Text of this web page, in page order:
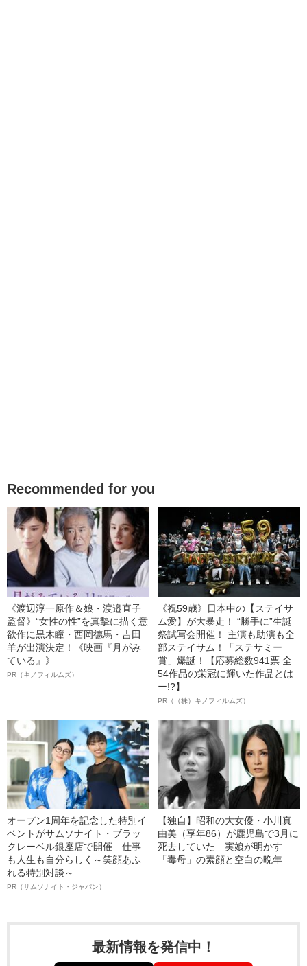
Recommended for you
《渡辺淳一原作＆娘・渡邉直子
監督》“女性の性”を真摯に描く意
欲作に黒木瞳・西岡德馬・吉田
羊が出演決定！《映画『月がみ
ている』》
PR（キノフィルムズ）
《祝59歳》日本中の【ステイサ
ム愛】が大暴走！ “勝手に”生誕
祭試写会開催！ 主演も助演も全
部ステイサム！「ステサミー
賞」爆誕！【応募総数941票 全
54作品の栄冠に輝いた作品とは
ー!?】
PR（（株）キノフィルムズ）
オープン1周年を記念した特別イ
ベントがサムソナイト・ブラッ
クレーベル銀座店で開催 仕事
も人生も自分らしく～笑顔あふ
れる特別対談～
PR（サムソナイト・ジャパン）
【独自】昭和の大女優・小川真
由美（享年86）が鹿児島で3月に
死去していた 実娘が明かす
「毒母」の素顔と空白の晩年
最新情報を発信中！